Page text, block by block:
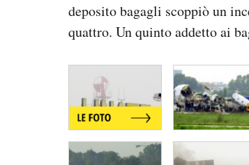
deposito bagagli scoppiò un
quattro. Un quinto addetto ai